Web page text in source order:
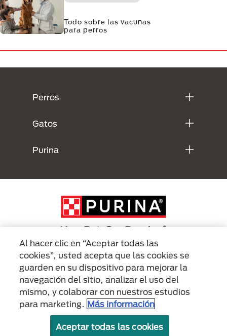
Todo sobre las vacunas
para perros
Perros
Gatos
Purina
Menu Footer Secundario Purina
All Nestlé Purina trademarks owned by Société des Produits Nestlé S.A.,
Vevey, Switzerland or are used with permission.
Políticas sobre
cookies
Términos de
privacidad
Al hacer clic en “Aceptar todas las
cookies”, usted acepta que las cookies se
guarden en su dispositivo para mejorar la
navegación del sitio, analizar el uso del
mismo, y colaborar con nuestros estudios
para marketing. Más información
Aceptar todas las cookies